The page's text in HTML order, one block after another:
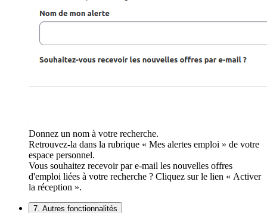
Donnez un nom à votre recherche.
Retrouvez-la dans la rubrique « Mes alertes emploi » de votre
espace personnel.
Vous souhaitez recevoir par e-mail les nouvelles offres
d'emploi liées à votre recherche ? Cliquez sur le lien « Activer
la réception ».
7. Autres fonctionnalités